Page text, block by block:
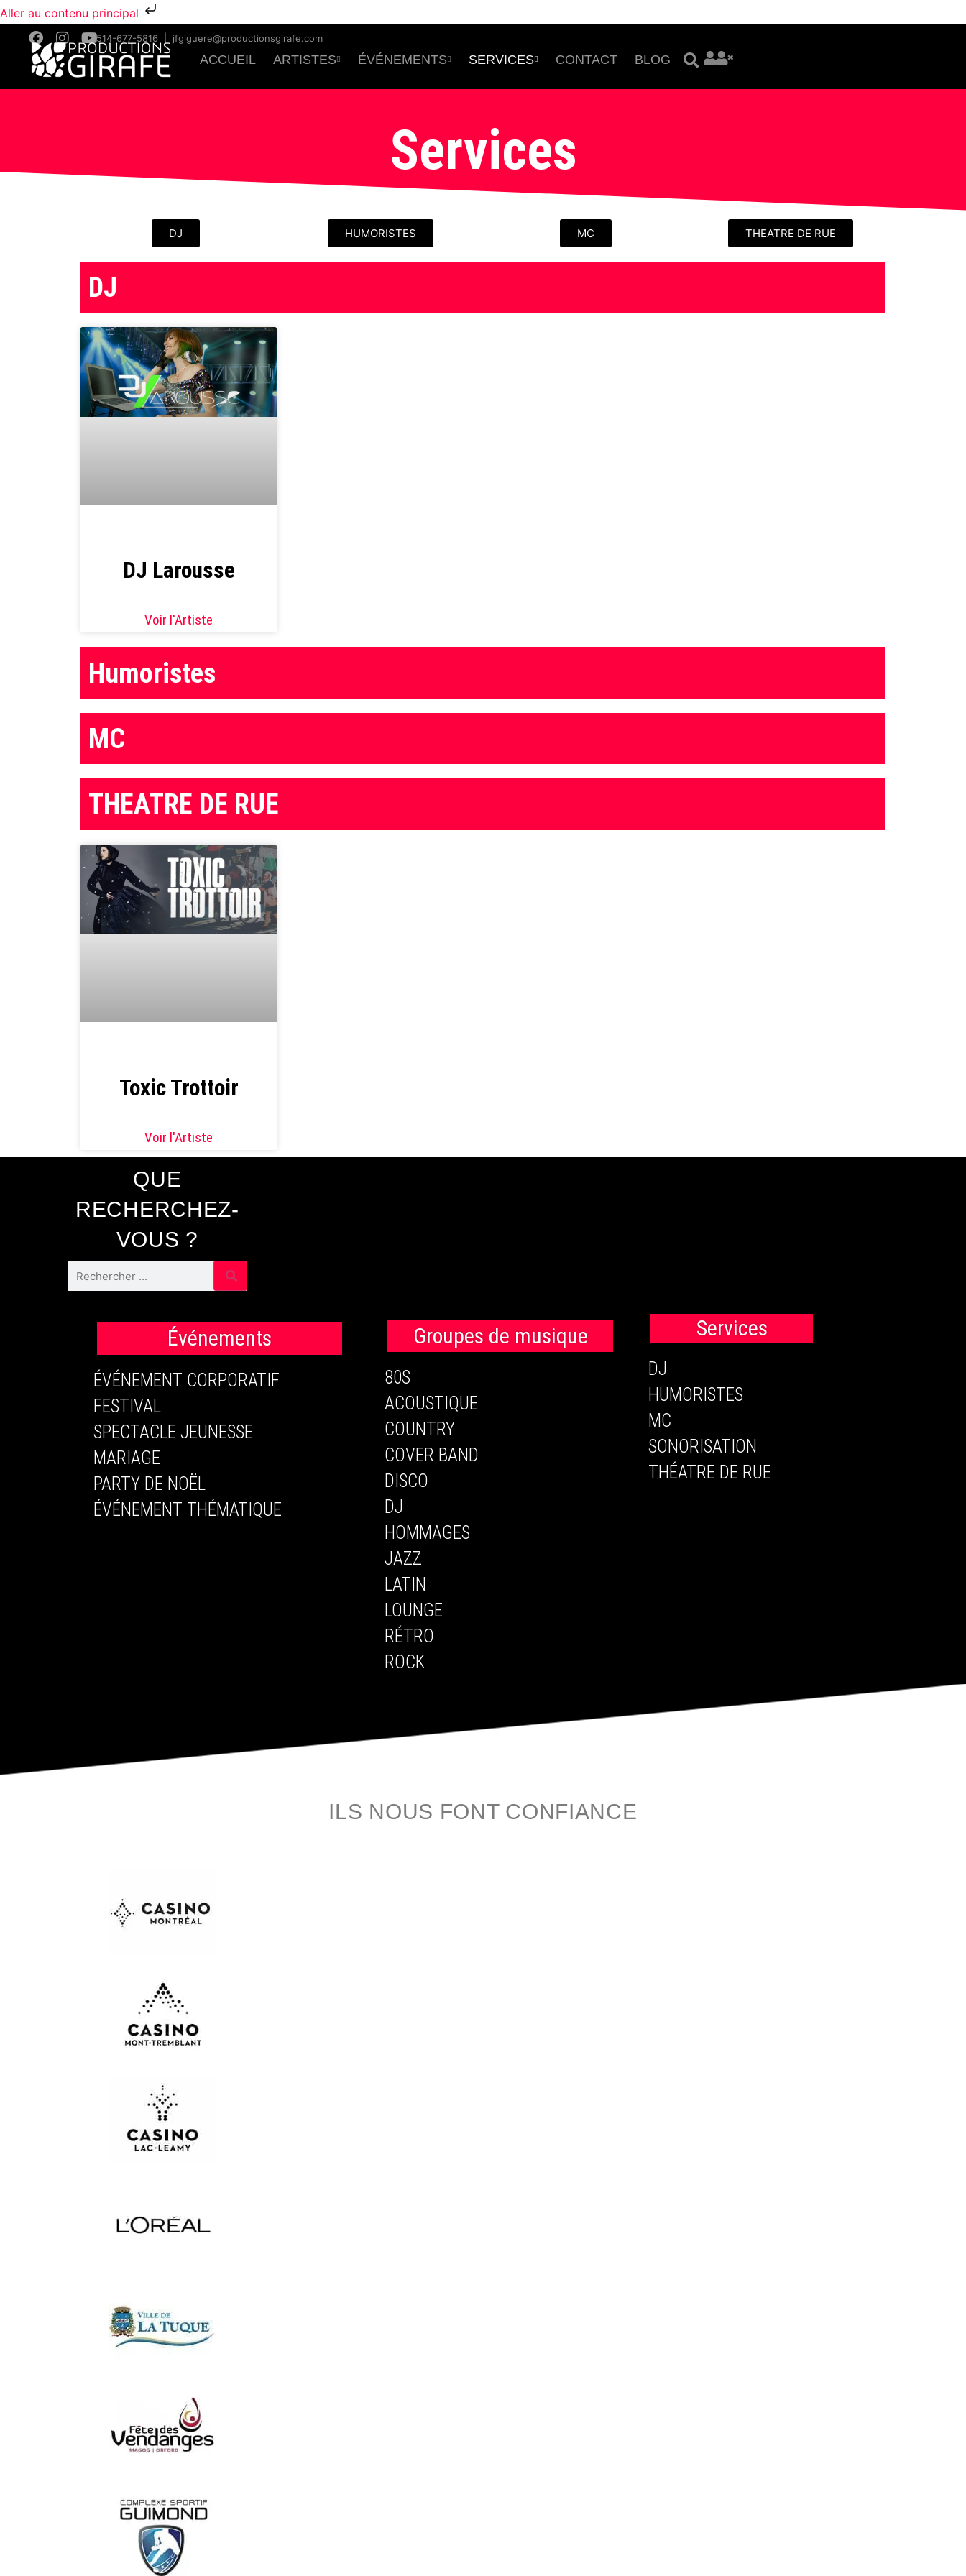
Aller au contenu principal
514-677-5816 jfgiguere@productionsgirafe.com
ACCUEIL ARTISTES ÉVÉNEMENTS SERVICES CONTACT BLOG
Services
DJ HUMORISTES MC THEATRE DE RUE
DJ
DJ Larousse
Voir l'Artiste
Humoristes
MC
THEATRE DE RUE
Toxic Trottoir
Voir l'Artiste
QUE
RECHERCHEZ-
VOUS ?
Événements
ÉVÉNEMENT CORPORATIF
FESTIVAL
SPECTACLE JEUNESSE
MARIAGE
PARTY DE NOËL
ÉVÉNEMENT THÉMATIQUE
Groupes de musique
80S
ACOUSTIQUE
COUNTRY
COVER BAND
DISCO
DJ
HOMMAGES
JAZZ
LATIN
LOUNGE
RÉTRO
ROCK
Services
DJ
HUMORISTES
MC
SONORISATION
THÉATRE DE RUE
ILS NOUS FONT CONFIANCE